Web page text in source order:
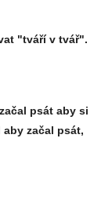
"tváří v tvář".
psát aby si
začal psát,